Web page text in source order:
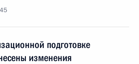
подготовке
изменения